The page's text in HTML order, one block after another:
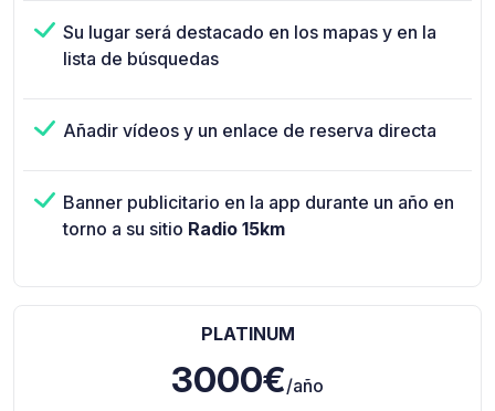
Su lugar será destacado en los mapas y en la
lista de búsquedas
Añadir vídeos y un enlace de reserva directa
Banner publicitario en la app durante un año en
torno a su sitio Radio 15km
PLATINUM
3000€/año